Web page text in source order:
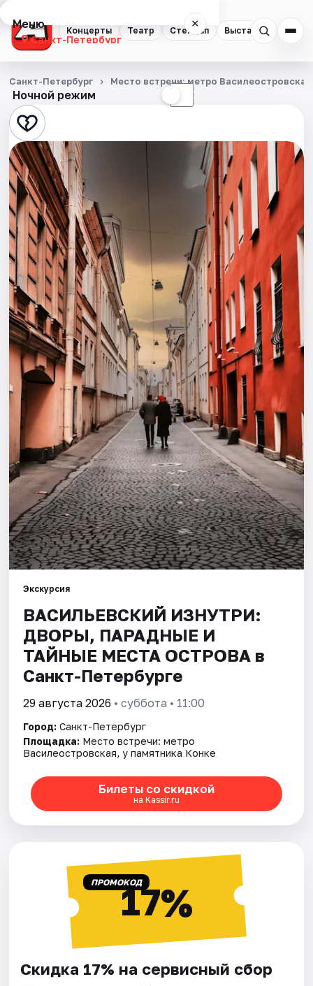
Концерты Театр Стендап Выставки
Меню ×
Санкт-Петербург
Концерты
Театр
Стендап
Выставки
Квесты
Экскурсии
Спорт
События
Города
Площадки
Артисты
Рейтинги
Ночной режим ☾
Санкт-Петербург Место встречи: метро
Экскурсия
ВАСИЛЬЕВСКИЙ ИЗНУТРИ:
ДВОРЫ, ПАРАДНЫЕ И
ТАЙНЫЕ МЕСТА ОСТРОВА в
Санкт-Петербурге
29 августа 2026 • суббота • 11:00
Город: Санкт-Петербург
Площадка: Место встречи: метро
Василеостровская, у памятника Конке
Билеты со скидкой
на Kassir.ru
ПРОМОКОД17%
Скидка 17% на сервисный сбор